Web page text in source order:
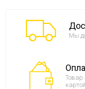
Мы
Товар
картой